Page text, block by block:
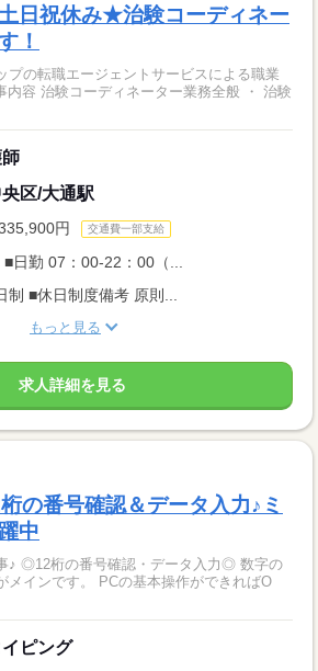
日祝休み★治験コーディネー
！
の転職エージェントサービスによる職業
内容 治験コーディネーター業務全般 ・ 治験
区/大通駅
円 交通費一部支給
日勤 07：00-22：00（...
制 ■休日制度備考 原則...
もっと見る
求人詳細を見る
の番号確認＆データ入力♪ミ
中
字の
メインです。 PCの基本操作ができればO
ピング